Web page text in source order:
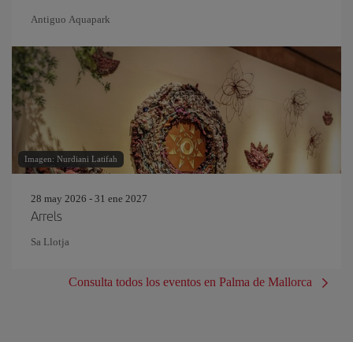
Antiguo Aquapark
Imagen: Nurdiani Latifah
28 may 2026 - 31 ene 2027
Arrels
Sa Llotja
Consulta todos los eventos en Palma de Mallorca